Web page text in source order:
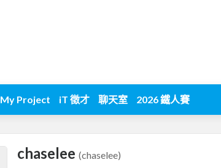
My Project iT 徵才 聊天室 2026 鐵人賽
chaselee (chaselee)